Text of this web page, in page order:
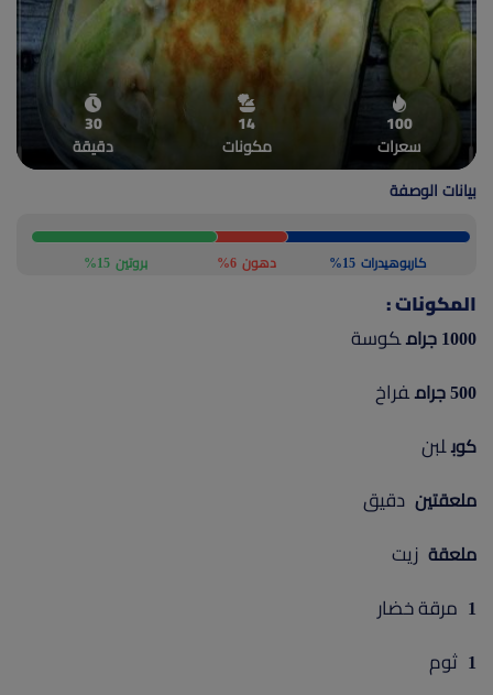
أعلن معنا
100
سعرات
14
مكونات
30
دقيقة
بيانات الوصفة
كاربوهيدرات 15% دهون 6% بروتين 15%
المكونات :
1000 جرام كوسة
500 جرام فراخ
كوب لبن
ملعقتين دقيق
ملعقة زيت
1 مرقة خضار
1 ثوم